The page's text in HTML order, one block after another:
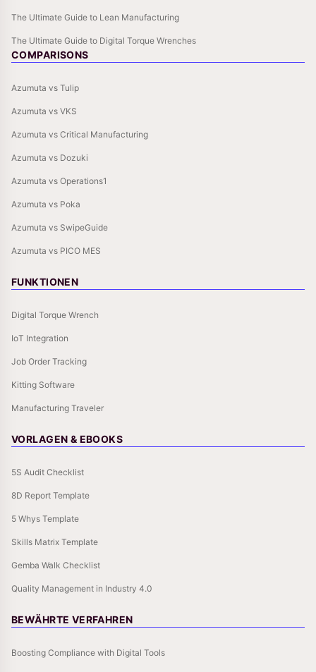
The Ultimate Guide to Lean Manufacturing
The Ultimate Guide to Digital Torque Wrenches
COMPARISONS
Azumuta vs Tulip
Azumuta vs VKS
Azumuta vs Critical Manufacturing
Azumuta vs Dozuki
Azumuta vs Operations1
Azumuta vs Poka
Azumuta vs SwipeGuide
Azumuta vs PICO MES
FUNKTIONEN
Digital Torque Wrench
IoT Integration
Job Order Tracking
Kitting Software
Manufacturing Traveler
VORLAGEN & EBOOKS
5S Audit Checklist
8D Report Template
5 Whys Template
Skills Matrix Template
Gemba Walk Checklist
Quality Management in Industry 4.0
BEWÄHRTE VERFAHREN
Boosting Compliance with Digital Tools